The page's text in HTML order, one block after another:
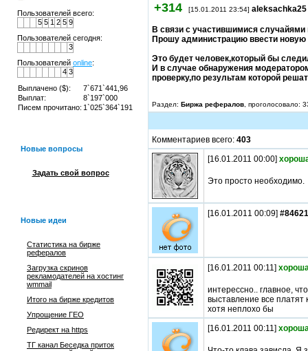
Пользователей всего:
5 5 1 2 5 9
Пользователей сегодня:
3
Пользователей online:
4 3
Выплачено ($):
7`671`441,96
Выплат:
8`197`000
Писем прочитано: 1`025`364`191
Новые вопросы
Задать свой вопрос
Новые идеи
Статистика на бирже
рефералов
Загрузка скринов
рекламодателей на хостинг
wmmail
Итого на бирже кредитов
Упрощение ГЕО
Редирект на https
ТГ канал Беседка приток
+314 [15.01.2011 23:54] aleksachka25
В связи с участившимися
Прошу администрацию ввести
Это будет человек,который бы
И в случае обнаружения
проверку,по результам которой
Раздел: Биржа рефералов , проголосовало:
Комментариев всего: 403
[16.01.2011 00:00]
Это просто необходимо.
[16.01.2011 00:09]
[16.01.2011 00:11]
интерессно.. главное,
выставление все
хотя неплохо бы
[16.01.2011 00:11]